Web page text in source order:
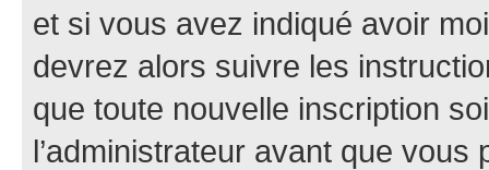
et si vous avez indiqué avoir
devrez alors suivre les
que toute nouvelle inscription
l’administrateur avant que